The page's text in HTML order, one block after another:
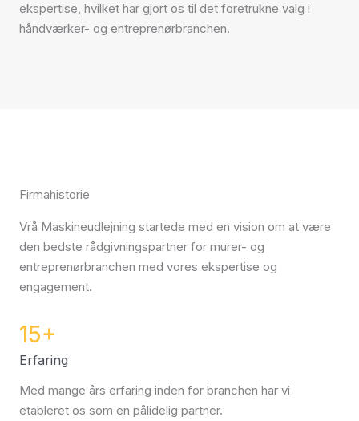
ekspertise, hvilket har gjort os til det foretrukne valg i
håndværker- og entreprenørbranchen.
Firmahistorie
Vrå Maskineudlejning startede med en vision om at være
den bedste rådgivningspartner for murer- og
entreprenørbranchen med vores ekspertise og
engagement.
15+
Erfaring
Med mange års erfaring inden for branchen har vi
etableret os som en pålidelig partner.